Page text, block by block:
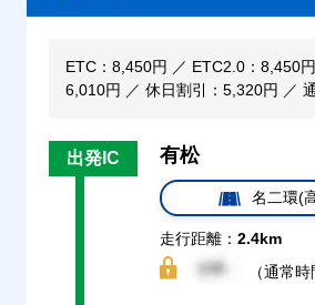
ETC：8,450円 ／ ETC2.0：8,450
6,010円 ／ 休日割引：5,320円 ／
出発IC 有松
名二環(
走行距離： 2.4km
（通常時